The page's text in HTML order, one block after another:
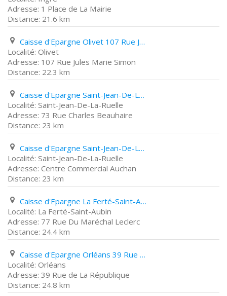
1 Place de La Mairie
21.6 km
Caisse d'Epargne Olivet 107 Rue Jules Marie Simon
Olivet
107 Rue Jules Marie Simon
22.3 km
Caisse d'Epargne Saint-Jean-De-La-Ruelle 73 Rue Charles Beauhaire
Saint-Jean-De-La-Ruelle
73 Rue Charles Beauhaire
23 km
Caisse d'Epargne Saint-Jean-De-La-Ruelle Centre Commercial Auchan
Saint-Jean-De-La-Ruelle
Centre Commercial Auchan
23 km
Caisse d'Epargne La Ferté-Saint-Aubin 77 Rue Du Maréchal Leclerc
La Ferté-Saint-Aubin
77 Rue Du Maréchal Leclerc
24.4 km
Caisse d'Epargne Orléans 39 Rue de La République
Orléans
39 Rue de La République
24.8 km